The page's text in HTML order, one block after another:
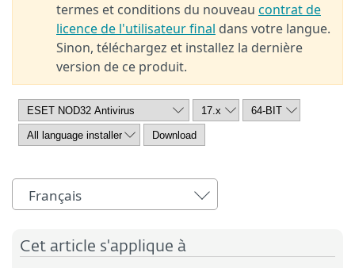
termes et conditions du nouveau contrat de
licence de l'utilisateur final dans votre langue.
Sinon, téléchargez et installez la dernière
version de ce produit.
Français
Cet article s'applique à